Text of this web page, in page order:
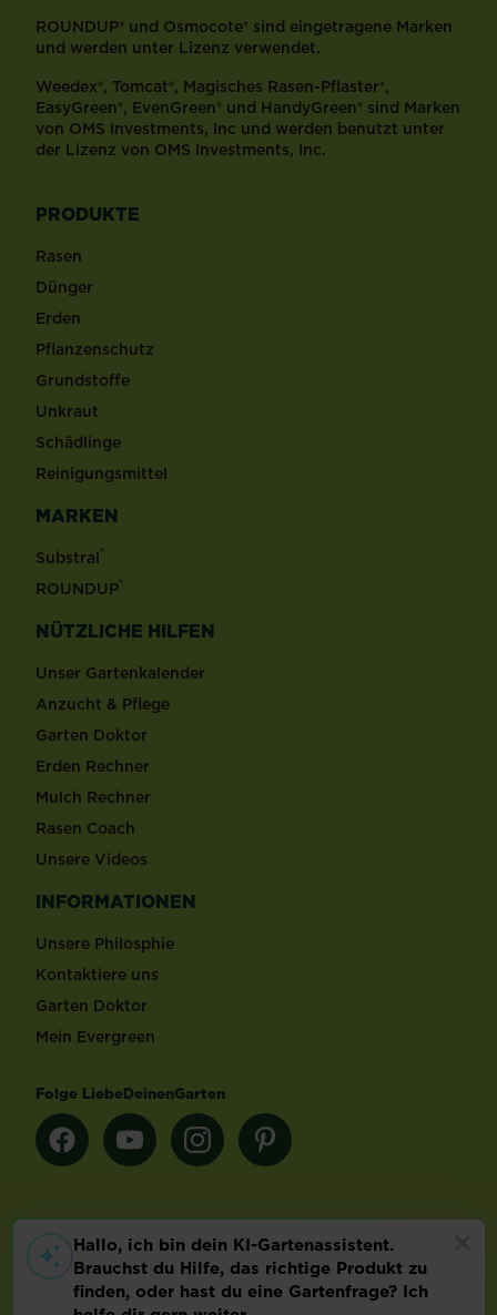
ROUNDUP® und Osmocote® sind eingetragene Marken
und werden unter Lizenz verwendet.
Weedex®, Tomcat®, Magisches Rasen-Pflaster®,
EasyGreen®, EvenGreen® und HandyGreen® sind Marken
von OMS Investments, Inc und werden benutzt unter
der Lizenz von OMS Investments, Inc.
PRODUKTE
Rasen
Dünger
Erden
Pflanzenschutz
Grundstoffe
Unkraut
Schädlinge
Reinigungsmittel
MARKEN
Substral®
ROUNDUP®
NÜTZLICHE HILFEN
Unser Gartenkalender
Anzucht & Pflege
Garten Doktor
Erden Rechner
Mulch Rechner
Rasen Coach
Unsere Videos
INFORMATIONEN
Unsere Philosphie
Kontaktiere uns
Garten Doktor
Mein Evergreen
Folge LiebeDeinenGarten
Länderauswahl